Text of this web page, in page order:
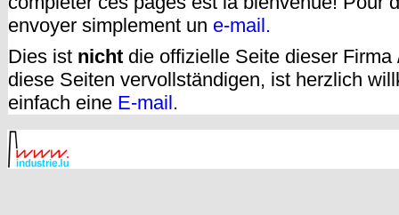
envoyer simplement un e-mail.
Dies ist nicht die offizielle Seite dieser
diese Seiten vervollständigen, ist herzlich
einfach eine E-mail.